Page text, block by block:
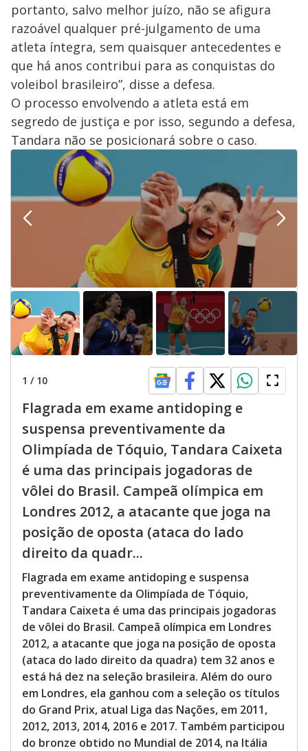
portanto, salvo melhor juízo, não se afigura
razoável qualquer pré-julgamento de uma
atleta íntegra, sem quaisquer antecedentes e
que há anos contribui para as conquistas do
voleibol brasileiro”, disse a defesa.
O processo envolvendo a atleta está em
segredo de justiça e por isso, segundo a defesa,
Tandara não se posicionará sobre o caso.
1 / 10
Flagrada em exame antidoping e
suspensa preventivamente da
Olimpíada de Tóquio, Tandara Caixeta
é uma das principais jogadoras de
vôlei do Brasil. Campeã olímpica em
Londres 2012, a atacante que joga na
posição de oposta (ataca do lado
direito da quadr...
Flagrada em exame antidoping e suspensa
preventivamente da Olimpíada de Tóquio,
Tandara Caixeta é uma das principais jogadoras
de vôlei do Brasil. Campeã olímpica em Londres
2012, a atacante que joga na posição de oposta
(ataca do lado direito da quadra) tem 32 anos e
está há dez na seleção brasileira. Além do ouro
em Londres, ela ganhou com a seleção os títulos
do Grand Prix, atual Liga das Nações, em 2011,
2012, 2013, 2014, 2016 e 2017. Também participou
do bronze obtido no Mundial de 2014, na Itália